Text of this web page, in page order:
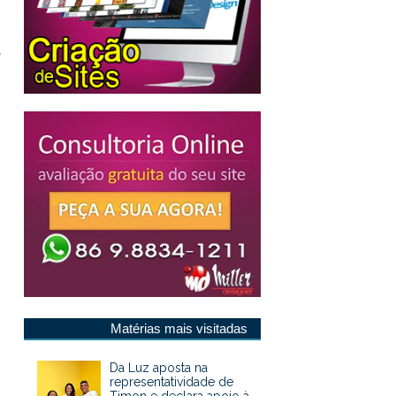
Matérias mais visitadas
Da Luz aposta na
representatividade de